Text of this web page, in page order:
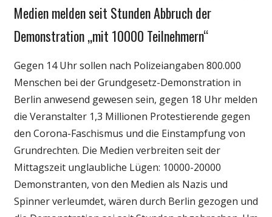
Wirtschaft
Wissenschaft
Medien melden seit Stunden Abbruch der
Demonstration „mit 10000 Teilnehmern“
Gegen 14 Uhr sollen nach Polizeiangaben 800.000
Menschen bei der Grundgesetz-Demonstration in
Berlin anwesend gewesen sein, gegen 18 Uhr melden
die Veranstalter 1,3 Millionen Protestierende gegen
den Corona-Faschismus und die Einstampfung von
Grundrechten. Die Medien verbreiten seit der
Mittagszeit unglaubliche Lügen: 10000-20000
Demonstranten, von den Medien als Nazis und
Spinner verleumdet, wären durch Berlin gezogen und